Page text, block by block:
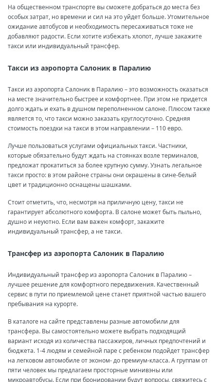
На общественном транспорте вы сможете добраться до места без
особых затрат, но времени и сил на это уйдет больше. Утомительное
ожидание автобусов и необходимость пересаживаться тоже не
добавляют радости. Если хотите избежать хлопот, лучше закажите
такси или индивидуальный трансфер.
Такси из аэропорта Салоник в Паралию
Такси из аэропорта Салоник в Паралию – это возможность оказаться
на месте значительно быстрее и комфортнее. При этом не придется
долго ждать и ехать в душном переполненном салоне. Плюсом также
является то, что такси можно заказать круглосуточно. Средняя
стоимость поездки на такси в этом направлении – 110 евро.
Лучше пользоваться услугами официальных такси. Частники,
которые обязательно будут ждать на стоянках возле терминалов,
предложат прокатиться за более крупную сумму. Узнать легальное
такси просто: в этом районе страны они окрашены в сине-белый
цвет и традиционно оснащены шашками.
Стоит отметить, что, несмотря на приличную цену, такси не
гарантирует абсолютного комфорта. В салоне может быть пыльно,
душно и неуютно. Если вам важен комфорт, закажите
индивидуальный трансфер, а не такси.
Трансфер из аэропорта Салоник в Паралию
Индивидуальный трансфер из аэропорта Салоник в Паралию –
лучшее решение для комфортного передвижения. Качественный
сервис в пути по приемлемой цене станет приятной частью вашего
пребывания на курорте.
В каталоге на сайте представлены разные автомобили для
трансфера. Вы самостоятельно можете выбрать подходящий
вариант исходя из количества пассажиров, личных предпочтений и
бюджета. 1-4 людям и семейной паре с ребенком подойдет трансфер
на легковом автомобиле от эконом- до премиум-класса. А группам от
пяти человек мы предлагаем просторные минивэны или
микроавтобусы. Если при бронировании будут вопросы, свяжитесь с